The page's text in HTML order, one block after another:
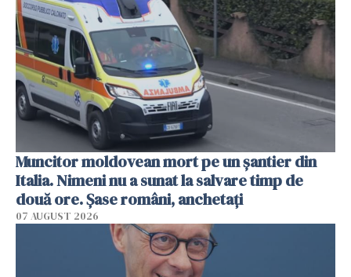
Muncitor moldovean mort pe un șantier din
Italia. Nimeni nu a sunat la salvare timp de
două ore. Șase români, anchetați
07 AUGUST 2026